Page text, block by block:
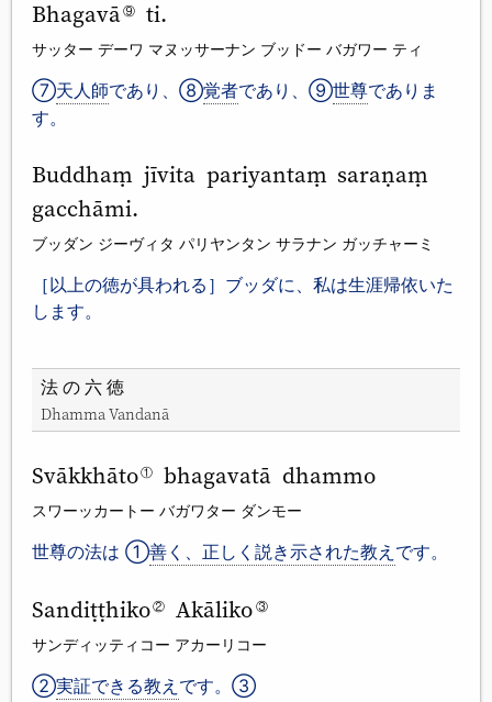
Bhagavā⑨ ti.
サッター デーワ マヌッサーナン ブッドー バガワー ティ
⑦天人師であり、⑧覚者であり、⑨世尊でありま
す。
Buddhaṃ jīvita pariyantaṃ saraṇaṃ
gacchāmi.
ブッダン ジーヴィタ パリヤンタン サラナン ガッチャーミ
［以上の徳が具われる］ブッダに、私は生涯帰依いた
します。
法の六徳
Dhamma Vandanā
Svākkhāto① bhagavatā dhammo
スワーッカートー バガワター ダンモー
世尊の法は ①善く、正しく説き示された教え です。
Sandiṭṭhiko② Akāliko ③
サンディッティコー アカーリコー
②実証できる教え です。③